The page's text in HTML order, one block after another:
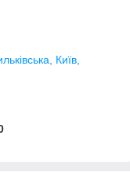
Київ,